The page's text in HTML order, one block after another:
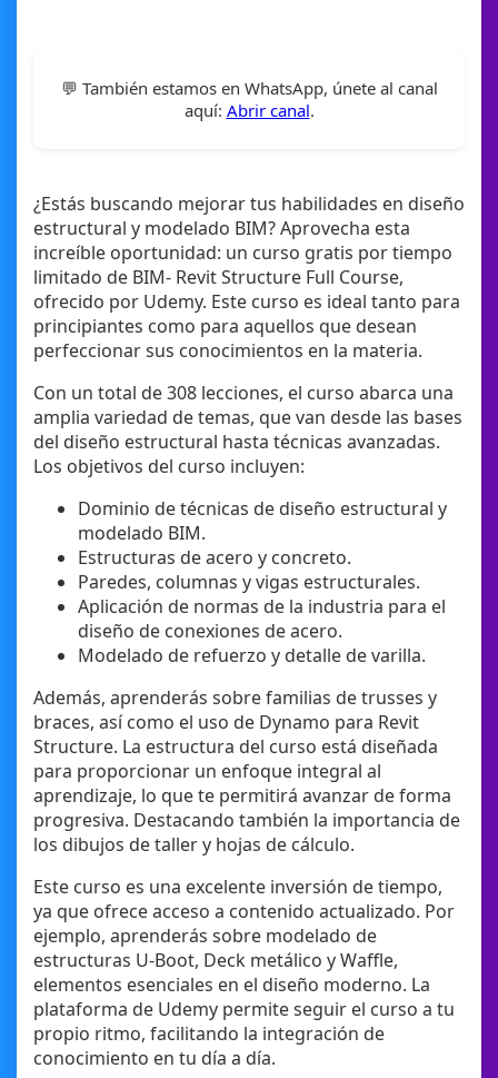
💬 También estamos en WhatsApp, únete al canal
aquí: Abrir canal.
¿Estás buscando mejorar tus habilidades en diseño
estructural y modelado BIM? Aprovecha esta
increíble oportunidad: un curso gratis por tiempo
limitado de BIM- Revit Structure Full Course,
ofrecido por Udemy. Este curso es ideal tanto para
principiantes como para aquellos que desean
perfeccionar sus conocimientos en la materia.
Con un total de 308 lecciones, el curso abarca una
amplia variedad de temas, que van desde las bases
del diseño estructural hasta técnicas avanzadas.
Los objetivos del curso incluyen:
Dominio de técnicas de diseño estructural y
modelado BIM.
Estructuras de acero y concreto.
Paredes, columnas y vigas estructurales.
Aplicación de normas de la industria para el
diseño de conexiones de acero.
Modelado de refuerzo y detalle de varilla.
Además, aprenderás sobre familias de trusses y
braces, así como el uso de Dynamo para Revit
Structure. La estructura del curso está diseñada
para proporcionar un enfoque integral al
aprendizaje, lo que te permitirá avanzar de forma
progresiva. Destacando también la importancia de
los dibujos de taller y hojas de cálculo.
Este curso es una excelente inversión de tiempo,
ya que ofrece acceso a contenido actualizado. Por
ejemplo, aprenderás sobre modelado de
estructuras U-Boot, Deck metálico y Waffle,
elementos esenciales en el diseño moderno. La
plataforma de Udemy permite seguir el curso a tu
propio ritmo, facilitando la integración de
conocimiento en tu día a día.